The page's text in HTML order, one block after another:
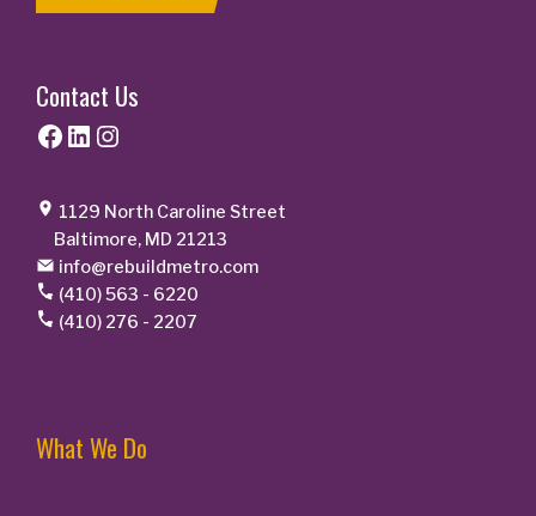
Contact Us
Facebook LinkedIn Instagram
1129 North Caroline Street
Baltimore, MD 21213
info@rebuildmetro.com
(410) 563 - 6220
(410) 276 - 2207
What We Do